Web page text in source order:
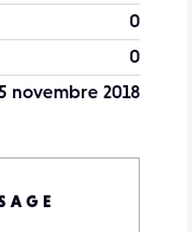
0
0
novembre 2018